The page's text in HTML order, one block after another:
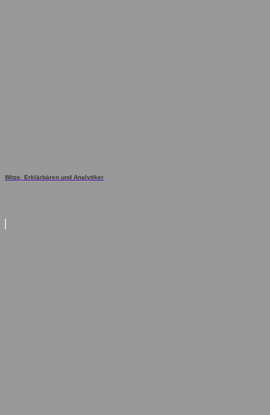
Witze, Erklärbären und Analytiker